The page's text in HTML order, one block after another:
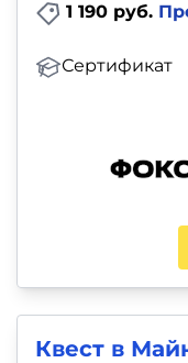
1 190 руб.
Сертификат
Квест в